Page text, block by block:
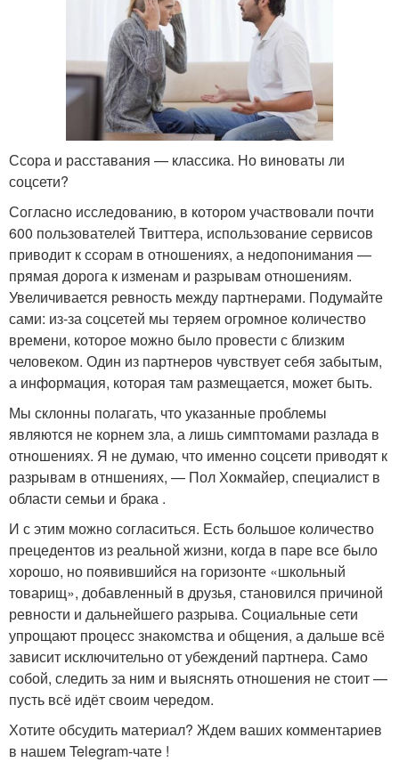
Ссора и расставания — классика. Но виноваты ли
соцсети?
Согласно исследованию, в котором участвовали почти
600 пользователей Твиттера, использование сервисов
приводит к ссорам в отношениях, а недопонимания —
прямая дорога к изменам и разрывам отношениям.
Увеличивается ревность между партнерами. Подумайте
сами: из-за соцсетей мы теряем огромное количество
времени, которое можно было провести с близким
человеком. Один из партнеров чувствует себя забытым,
а информация, которая там размещается, может быть.
Мы склонны полагать, что указанные проблемы
являются не корнем зла, а лишь симптомами разлада в
отношениях. Я не думаю, что именно соцсети приводят к
разрывам в отншениях, — Пол Хокмайер, специалист в
области семьи и брака .
И с этим можно согласиться. Есть большое количество
прецедентов из реальной жизни, когда в паре все было
хорошо, но появившийся на горизонте «школьный
товарищ», добавленный в друзья, становился причиной
ревности и дальнейшего разрыва. Социальные сети
упрощают процесс знакомства и общения, а дальше всё
зависит исключительно от убеждений партнера. Само
собой, следить за ним и выяснять отношения не стоит —
пусть всё идёт своим чередом.
Хотите обсудить материал? Ждем ваших комментариев
в нашем Telegram-чате !